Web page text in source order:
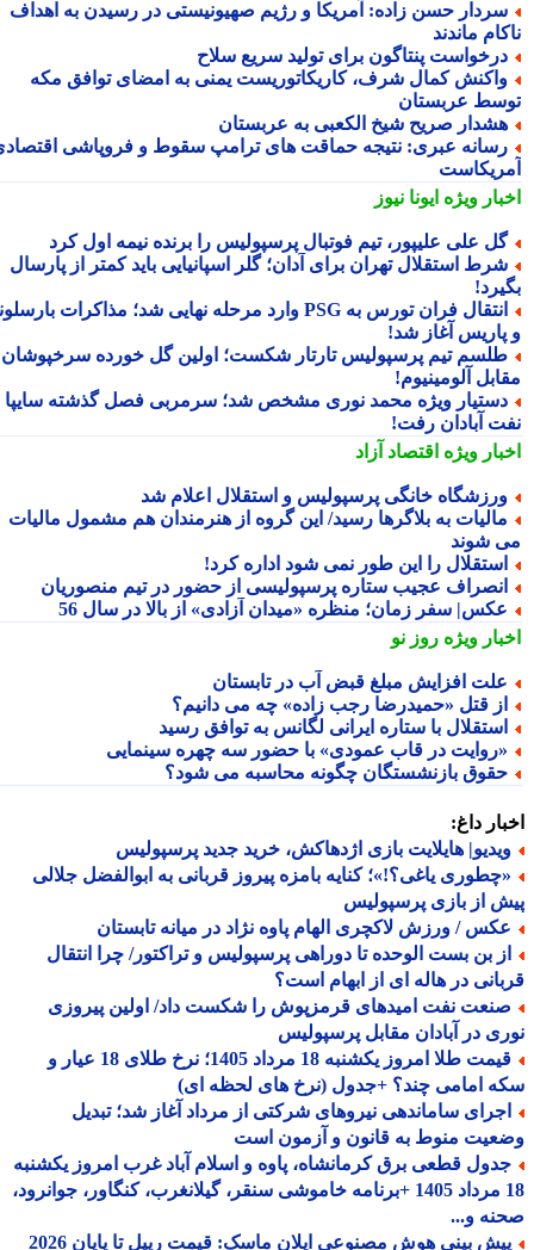
حسن زاده: آمریکا و رژیم صهیونیستی در رسیدن به اهداف
ماندند
پنتاگون برای تولید سریع سلاح
کمال شرف، کاریکاتوریست یمنی به امضای توافق مکه
عربستان
صریح شیخ الکعبی به عربستان
عبری: نتیجه حماقت های ترامپ سقوط و فروپاشی اقتصادی
ویژهایونا نیوز
علی علیپور، تیم فوتبال پرسپولیس را برنده نیمه اول کرد
استقلال تهران برای آدان؛ گلر اسپانیایی باید کمتر از پارسال
انتقال فران تورس به PSG وارد مرحله نهایی شد؛ مذاکرات بارسلونا
آغاز شد!
تیم پرسپولیس تارتار شکست؛ اولین گل خورده سرخپوشان
آلومینیوم!
ویژه محمد نوری مشخص شد؛ سرمربی فصل گذشته سایپا به
آبادان رفت!
ویژهاقتصاد آزاد
خانگی پرسپولیس و استقلال اعلام شد
به بلاگرها رسید/ این گروه از هنرمندان هم مشمول مالیات
شوند
را این طور نمی شود اداره کرد!
عجیب ستاره پرسپولیسی از حضور در تیم منصوریان
سفر زمان؛ منظره «میدان آزادی» از بالا در سال 56
ویژهروز نو
افزایش مبلغ قبض آب در تابستان
قتل «حمیدرضا رجب زاده» چه می دانیم؟
با ستاره ایرانی لگانس به توافق رسید
در قاب عمودی» با حضور سه چهره سینمایی
بازنشستگان چگونه محاسبه می شود؟
داغ:
هایلایت بازی اژدهاکش، خرید جدید پرسپولیس
یاغی؟!»؛ کنایه بامزه پیروز قربانی به ابوالفضل جلالی
از بازی پرسپولیس
/ ورزش لاکچری الهام پاوه نژاد در میانه تابستان
بن بست الوحده تا دوراهی پرسپولیس و تراکتور/ چرا انتقال
در هاله ای از ابهام است؟
نفت امیدهای قرمزپوش را شکست داد/ اولین پیروزی
در آبادان مقابل پرسپولیس
قیمت طلا امروز یکشنبه 18 مرداد 1405؛ نرخ طلای 18 عیار و
امامی چند؟ +جدول (نرخ های لحظه ای)
ساماندهی نیروهای شرکتی از مرداد آغاز شد؛ تبدیل
منوط به قانون و آزمون است
قطعی برق کرمانشاه، پاوه و اسلام آباد غرب امروز یکشنبه
18 مرداد 1405 +برنامه خاموشی سنقر، گیلانغرب، کنگاور، جوانرود،
و...
پیش بینی هوش مصنوعی ایلان ماسک: قیمت ریپل تا پایان 2026